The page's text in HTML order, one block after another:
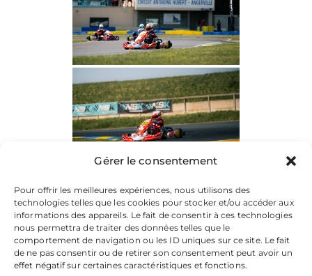
Gérer le consentement
Pour offrir les meilleures expériences, nous utilisons des
technologies telles que les cookies pour stocker et/ou accéder aux
informations des appareils. Le fait de consentir à ces technologies
nous permettra de traiter des données telles que le
comportement de navigation ou les ID uniques sur ce site. Le fait
de ne pas consentir ou de retirer son consentement peut avoir un
effet négatif sur certaines caractéristiques et fonctions.